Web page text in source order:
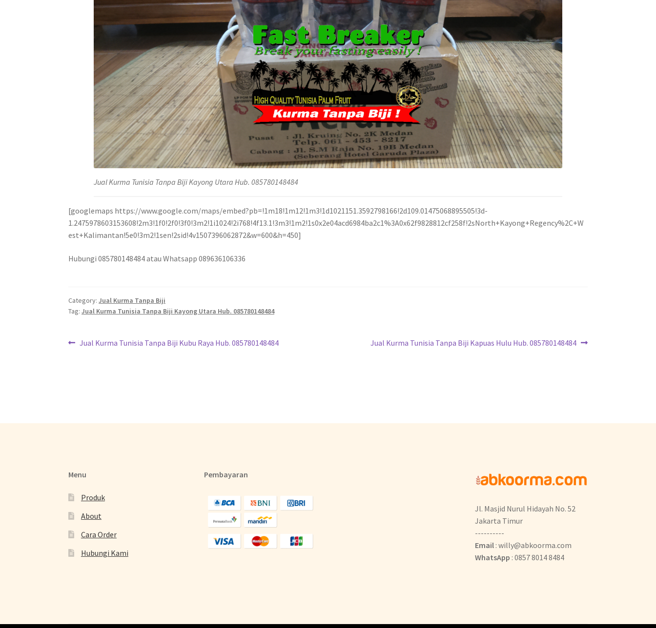
Jual Kurma Tunisia Tanpa Biji Kayong Utara Hub. 085780148484
[googlemaps https://www.google.com/maps/embed?pb=!1m18!1m12!1m3!1d1021151.3592798166!2d109.01475068895505!3d-
1.2475978603153608!2m3!1f0!2f0!3f0!3m2!1i1024!2i768!4f13.1!3m3!1m2!1s0x2e04acd6984ba2c1%3A0x62f9828812cf258f!2sNorth+Kayong+Regency%2C+W
est+Kalimantan!5e0!3m2!1sen!2sid!4v1507396062872&w=600&h=450]
Hubungi 085780148484 atau Whatsapp 089636106336
Category:Jual Kurma Tanpa Biji
Tag:Jual Kurma Tunisia Tanpa Biji Kayong Utara Hub. 085780148484
Jual Kurma Tunisia Tanpa Biji Kubu Raya Hub. 085780148484 Jual Kurma Tunisia Tanpa Biji Kapuas Hulu Hub. 085780148484
Menu
Produk
About
Cara Order
Hubungi Kami
Pembayaran
Jl. Masjid Nurul Hidayah No. 52
Jakarta Timur
----------
Email : willy@abkoorma.com
WhatsApp : 0857 8014 8484